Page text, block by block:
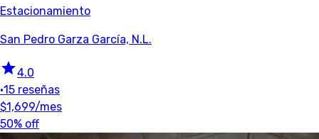
Estacionamiento
San Pedro Garza García, N.L.
4.0
•15 reseñas
$1,699/mes
50% off